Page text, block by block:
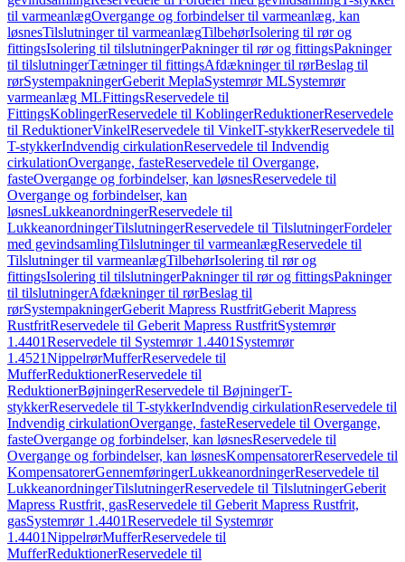
til varmeanlægOvergange og forbindelser til varmeanlæg, kan
løsnesTilslutninger til varmeanlægTilbehørIsolering til rør og
fittingsIsolering til tilslutningerPakninger til rør og fittingsPakninger
til tilslutningerTætninger til fittingsAfdækninger til rørBeslag til
rørSystempakningerGeberit MeplaSystemrør MLSystemrør
varmeanlæg MLFittingsReservedele til
FittingsKoblingerReservedele til KoblingerReduktionerReservedele
til ReduktionerVinkelReservedele til VinkelT-stykkerReservedele til
T-stykkerIndvendig cirkulationReservedele til Indvendig
cirkulationOvergange, fasteReservedele til Overgange,
fasteOvergange og forbindelser, kan løsnesReservedele til
Overgange og forbindelser, kan
løsnesLukkeanordningerReservedele til
LukkeanordningerTilslutningerReservedele til TilslutningerFordeler
med gevindsamlingTilslutninger til varmeanlægReservedele til
Tilslutninger til varmeanlægTilbehørIsolering til rør og
fittingsIsolering til tilslutningerPakninger til rør og fittingsPakninger
til tilslutningerAfdækninger til rørBeslag til
rørSystempakningerGeberit Mapress RustfritGeberit Mapress
RustfritReservedele til Geberit Mapress RustfritSystemrør
1.4401Reservedele til Systemrør 1.4401 Systemrør
1.4521NippelrørMufferReservedele til
MufferReduktionerReservedele til
ReduktionerBøjningerReservedele til BøjningerT-
stykkerReservedele til T-stykkerIndvendig cirkulationReservedele til
Indvendig cirkulationOvergange, fasteReservedele til Overgange,
fasteOvergange og forbindelser, kan løsnesReservedele til
Overgange og forbindelser, kan løsnesKompensatorerReservedele til
KompensatorerGennemføringerLukkeanordningerReservedele til
LukkeanordningerTilslutningerReservedele til TilslutningerGeberit
Mapress Rustfrit, gasReservedele til Geberit Mapress Rustfrit,
gasSystemrør 1.4401Reservedele til Systemrør
1.4401NippelrørMufferReservedele til
MufferReduktionerReservedele til